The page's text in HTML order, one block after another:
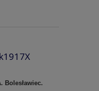
Bolesławiec.